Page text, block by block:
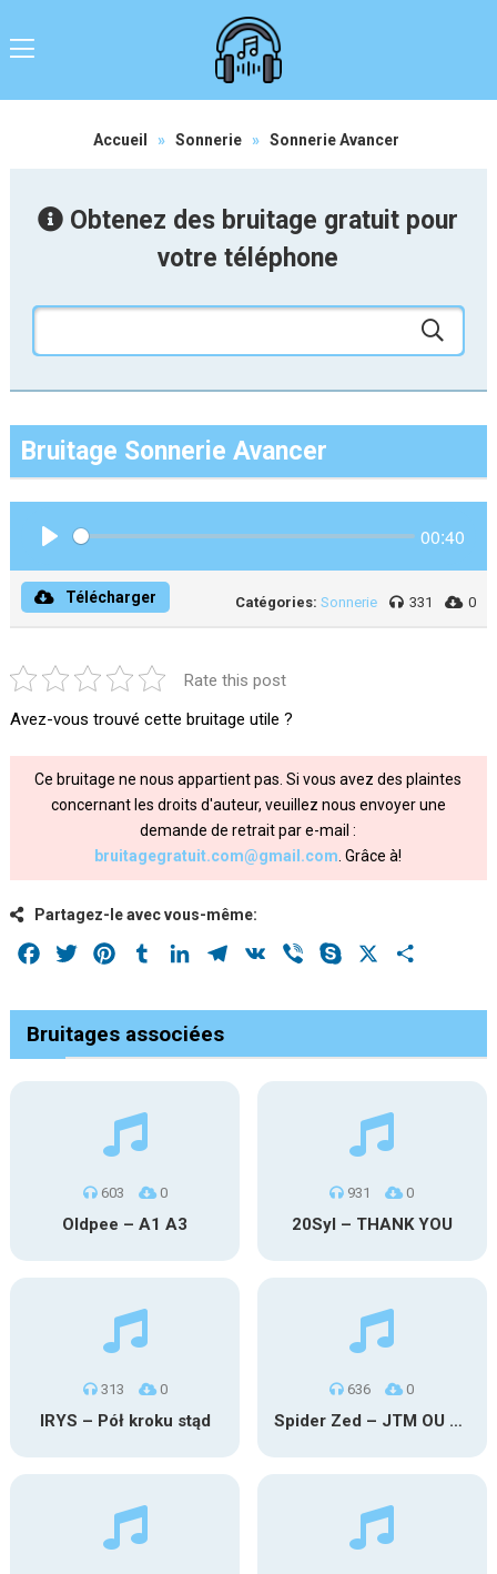
Accueil » Sonnerie » Sonnerie Avancer
Obtenez des bruitage gratuit pour
votre téléphone
Bruitage Sonnerie Avancer
00:40
Télécharger Catégories: Sonnerie 331 0
Rate this post
Avez-vous trouvé cette bruitage utile ?
Ce bruitage ne nous appartient pas. Si vous avez des plaintes
concernant les droits d'auteur, veuillez nous envoyer une
demande de retrait par e-mail :
bruitagegratuit.com@gmail.com . Grâce à!
Partagez-le avec vous-même:
Facebook
Twitter PinterestTumblrLinkedInTelegram
VK Viber Skype
Bruitages associées
603 0
Oldpee – A1 A3
931 0
20Syl – THANK YOU
313 0
IRYS – Pół kroku stąd
636 0
Spider Zed – JTM OU TG